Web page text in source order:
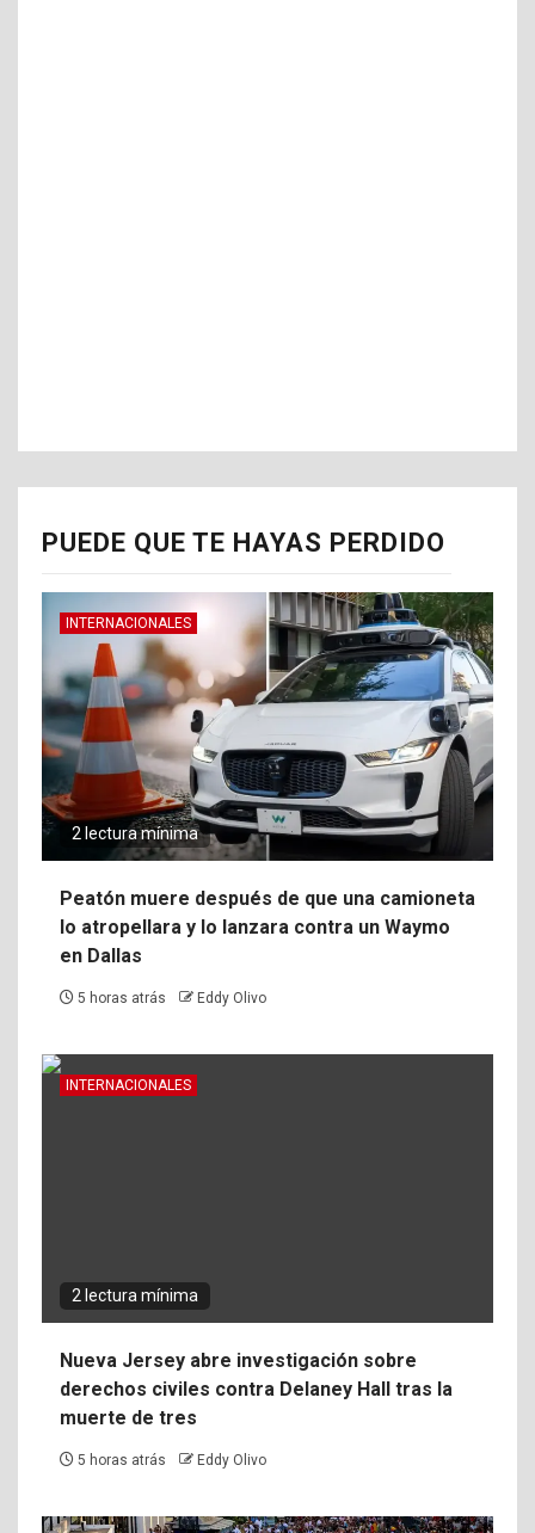
PUEDE QUE TE HAYAS PERDIDO
INTERNACIONALES
2 lectura mínima
Peatón muere después de que una camioneta
lo atropellara y lo lanzara contra un Waymo
en Dallas
5 horas atrás Eddy Olivo
INTERNACIONALES
2 lectura mínima
Nueva Jersey abre investigación sobre
derechos civiles contra Delaney Hall tras la
muerte de tres
5 horas atrás Eddy Olivo